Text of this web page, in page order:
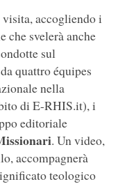
accogliendo i
svelerà anche
sul
quattro équipes
nella
di E-RHIS.it), i
editoriale
. Un video,
accompagnerà
teologico